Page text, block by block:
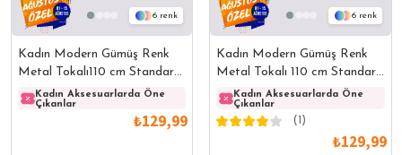
6
Kadın Modern Gümüş Renk
Metal Tokalı110 cm Standart
Beden Siyah Kadın Kemer
Kadın Aksesuarlarda Öne
Çıkanlar
Kadın Aksesuarlarda Öne
Çıkanlar
₺129,99
6
Kadın Modern Gümüş Renk
Metal Tokalı 110 cm Standart
Beden Taba Kadın Kemer
Kadın Aksesuarlarda Öne
Çıkanlar
(1)
₺129,99